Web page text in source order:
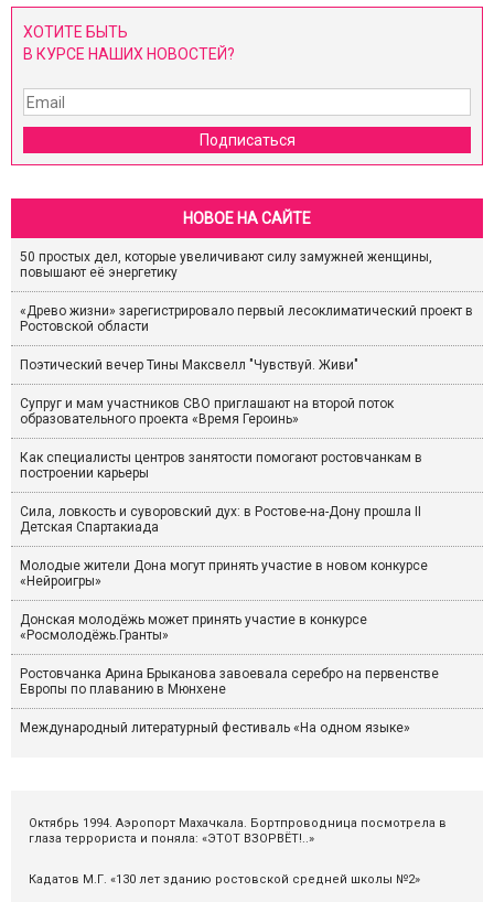
ХОТИТЕ БЫТЬ
В КУРСЕ НАШИХ НОВОСТЕЙ?
Подписаться
НОВОЕ НА САЙТЕ
50 простых дел, которые увеличивают силу замужней женщины,
повышают её энергетику
«Древо жизни» зарегистрировало первый лесоклиматический проект в
Ростовской области
Поэтический вечер Тины Максвелл "Чувствуй. Живи"
Супруг и мам участников СВО приглашают на второй поток
образовательного проекта «Время Героинь»
Как специалисты центров занятости помогают ростовчанкам в
построении карьеры
Сила, ловкость и суворовский дух: в Ростове-на-Дону прошла II
Детская Спартакиада
Молодые жители Дона могут принять участие в новом конкурсе
«Нейроигры»
Донская молодёжь может принять участие в конкурсе
«Росмолодёжь.Гранты»
Ростовчанка Арина Брыканова завоевала серебро на первенстве
Европы по плаванию в Мюнхене
Международный литературный фестиваль «На одном языке»
Октябрь 1994. Аэропорт Махачкала. Бортпроводница посмотрела в
глаза террориста и поняла: «ЭТОТ ВЗОРВЁТ!..»
Кадатов М.Г. «130 лет зданию ростовской средней школы №2»